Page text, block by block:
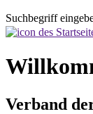
Suchbegriff
Verband